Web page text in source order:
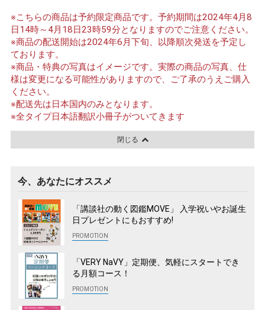
※こちらの商品は予約限定商品です。予約期間は2024年4月8
日14時～4月18日23時59分となりますのでご注意ください。
※商品の配送開始は2024年6月下旬、以降順次発送を予定し
ております。
※商品・特典の写真はイメージです。実際の商品の写真、仕
様は変更になる可能性がありますので、ご了承のうえご購入
ください。
※配送先は日本国内のみとなります。
※全タイプ日本語翻訳小冊子がついてきます
閉じる
今、あなたにオススメ
「講談社の動く図鑑MOVE」 入学祝いやお誕生
日プレゼントにもおすすめ!
「VERY NaVY」定期便、気軽にスタートでき
る月額コース！